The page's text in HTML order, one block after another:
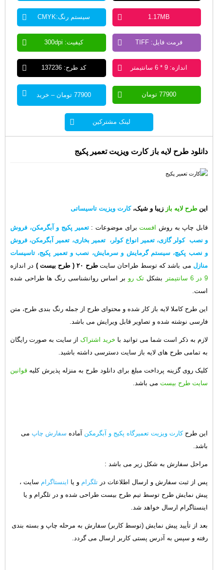
1.17MB سیستم رنگ:CMYK
فرمت فایل: TIFF کیفیت: 300dpi
اندازه: 9 * 6 سانتیمتر کد طرح: 137236
77900 تومان 77900 تومان – خرید
لینک مشترکین
دانلود طرح لایه باز کارت ویزیت تعمیر پکیج
این طرح لایه باز زیبا و شیک، کارت ویزیت تاسیساتی
قابل چاپ به روش افست برای موضوعات : تعمیر پکیج و آبگرمکن، فروش
و نصب کولر گازی، تعمیر انواع کولر، تعمیر بخاری، تعمیر آبگرمکن، فروش
و نصب پکیچ، سیستم گرمایش و سرمایش، نصب و تعمیر پکیج، تاسیسات
منازل می باشد که توسط طراحان سایتطرح ۲۰ ( طرح بیست ) در اندازه
9 در 6 سانتیمتر
بشکل تک رو بر اساس روانشناسی رنگ ها طراحی شده
است.
این طرح کاملا لایه باز کار شده و محتوای طرح از جمله رنگ بندی طرح، متن
فارسی نوشته شده و تصاویر قابل ویرایش می باشد.
لازم به ذکر است شما می توانید با خرید اشتراک از سایت به صورت رایگان
به تمامی طرح های لایه باز سایت دسترسی داشته باشید.
کلیک روی گزینه پرداخت مبلغ برای دانلود طرح به منزله پذیرش کلیه قوانین
سایت طرح بیست می باشد.
این طرحکارت ویزیت تعمیرگاه پکیج و آبگرمکن آماده سفارش چاپ می
باشد.
مراحل سفارش به شکل زیر می باشد :
پس از ثبت سفارش و ارسال اطلاعات در تلگرام و یا اینستاگرام سایت ،
پیش نمایش طرح توسط تیم طرح بیست طراحی شده و در تلگرام و یا
اینستاگرام ارسال خواهد شد.
بعد از تأیید پیش نمایش (توسط کاربر) سفارش به مرحله چاپ و بسته بندی
رفته و سپس به آدرس پستی کاربر ارسال می گردد.